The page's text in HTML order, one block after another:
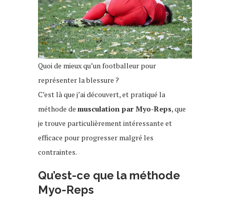
Quoi de mieux qu’un footballeur pour
représenter la blessure ?
C’est là que j’ai découvert, et pratiqué la
méthode de musculation par Myo-Reps, que
je trouve particulièrement intéressante et
efficace pour progresser malgré les
contraintes.
Qu’est-ce que la méthode
Myo-Reps